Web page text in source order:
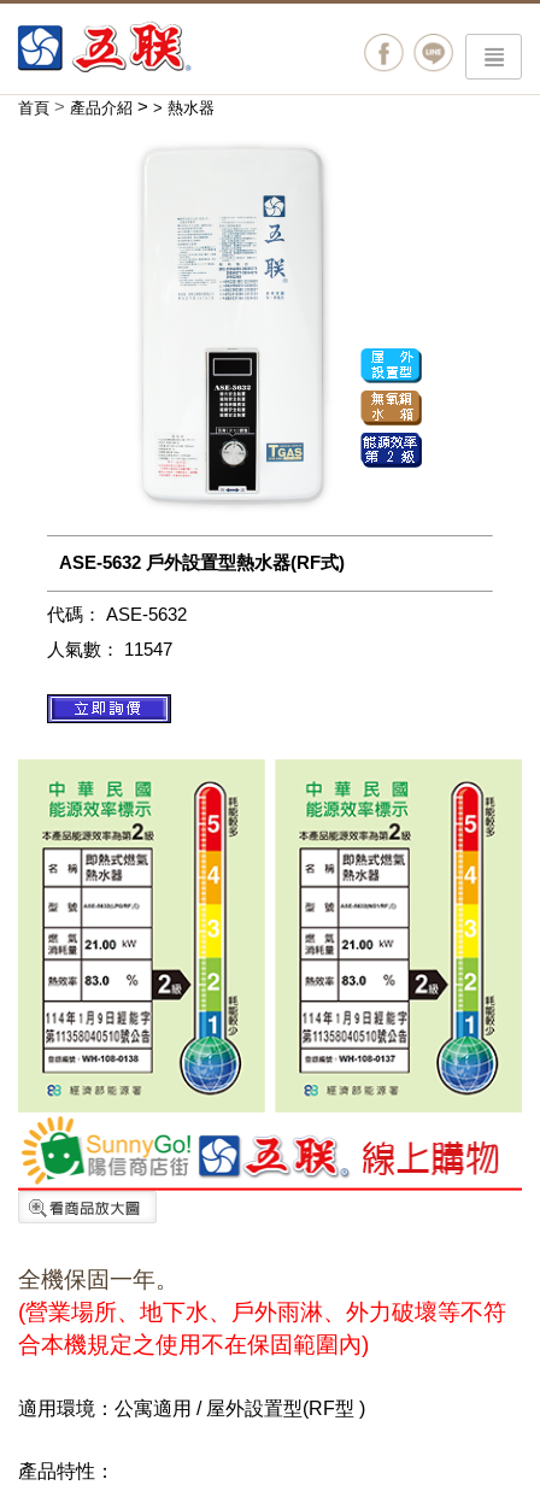
menu
首頁 > 產品介紹 > > 熱水器
ASE-5632 戶外設置型熱水器(RF式)
代碼： ASE-5632
人氣數： 11547
全機保固一年。
(營業場所、地下水、戶外雨淋、外力破壞等不符
合本機規定之使用不在保固範圍內)
適用環境：公寓適用 / 屋外設置型(RF型 )
產品特性：